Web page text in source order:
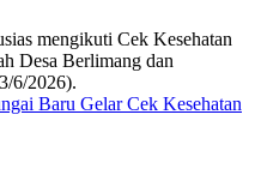
Baru Gelar Cek Kesehatan